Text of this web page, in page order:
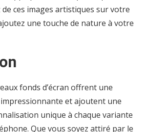
ces images artistiques sur votre
une touche de nature à votre
fonds d’écran offrent une
et ajoutent une
unique à chaque variante
Que vous soyez attiré par le